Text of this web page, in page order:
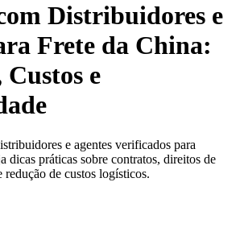
Distribuidores e
Frete da China:
e
e agentes verificados para
dicas práticas sobre contratos, direitos de
de custos logísticos.